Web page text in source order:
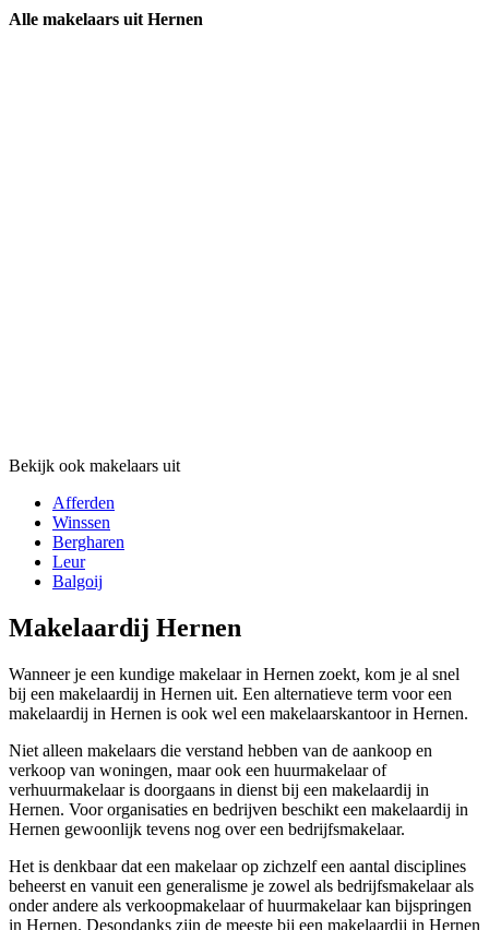
Alle makelaars uit Hernen
Bekijk ook makelaars uit
Afferden
Winssen
Bergharen
Leur
Balgoij
Makelaardij Hernen
Wanneer je een kundige makelaar in Hernen zoekt, kom je al snel
bij een makelaardij in Hernen uit. Een alternatieve term voor een
makelaardij in Hernen is ook wel een makelaarskantoor in Hernen.
Niet alleen makelaars die verstand hebben van de aankoop en
verkoop van woningen, maar ook een huurmakelaar of
verhuurmakelaar is doorgaans in dienst bij een makelaardij in
Hernen. Voor organisaties en bedrijven beschikt een makelaardij in
Hernen gewoonlijk tevens nog over een bedrijfsmakelaar.
Het is denkbaar dat een makelaar op zichzelf een aantal disciplines
beheerst en vanuit een generalisme je zowel als bedrijfsmakelaar als
onder andere als verkoopmakelaar of huurmakelaar kan bijspringen
in Hernen. Desondanks zijn de meeste bij een makelaardij in Hernen